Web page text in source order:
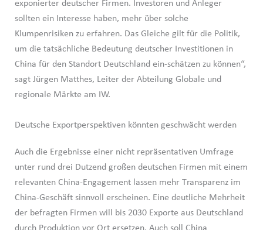
exponierter deutscher Firmen. Investoren und Anleger
sollten ein Interesse haben, mehr über solche
Klumpenrisiken zu erfahren. Das Gleiche gilt für die Politik,
um die tatsächliche Bedeutung deutscher Investitionen in
China für den Standort Deutschland ein-schätzen zu können“,
sagt Jürgen Matthes, Leiter der Abteilung Globale und
regionale Märkte am IW.
Deutsche Exportperspektiven könnten geschwächt werden
Auch die Ergebnisse einer nicht repräsentativen Umfrage
unter rund drei Dutzend großen deutschen Firmen mit einem
relevanten China-Engagement lassen mehr Transparenz im
China-Geschäft sinnvoll erscheinen. Eine deutliche Mehrheit
der befragten Firmen will bis 2030 Exporte aus Deutschland
durch Produktion vor Ort ersetzen. Auch soll China